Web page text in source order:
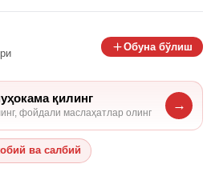
Обуна бўлиш
қилинг
фойдали маслаҳатлар олинг
→
ва салбий